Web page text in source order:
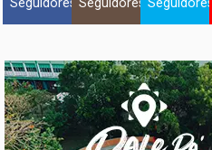
Seguidores Seguidores Seguidores